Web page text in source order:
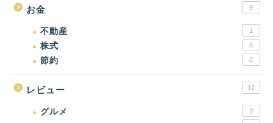
お金 9
不動産 1
株式 6
節約 2
レビュー 12
グルメ 3